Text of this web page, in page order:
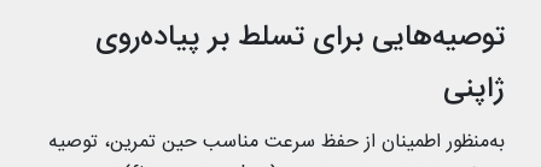
توصیه‌هایی برای تسلط بر پیاده‌روی
ژاپنی
به‌منظور اطمینان از حفظ سرعت مناسب حین تمرین، توصیه